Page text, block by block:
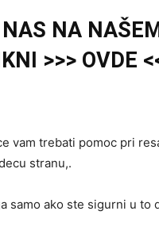
NA
>>> OVDE
vam trebati pomoc pri
stranu,.
samo ako ste sigurni u to